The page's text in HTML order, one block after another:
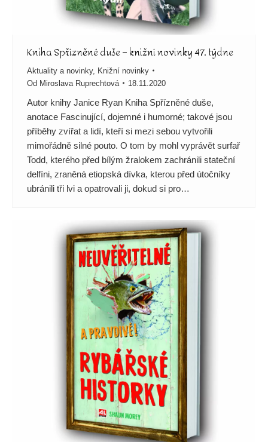
Kniha Spřízněné duše – knižní novinky 47. týdne
Aktuality a novinky, Knižní novinky
Od Miroslava Ruprechtová 18.11.2020
Autor knihy Janice Ryan Kniha Spřízněné duše,
anotace Fascinující, dojemné i humorné; takové jsou
příběhy zvířat a lidí, kteří si mezi sebou vytvořili
mimořádně silné pouto. O tom by mohl vyprávět surfař
Todd, kterého před bílým žralokem zachránili stateční
delfíni, zraněná etiopská dívka, kterou před útočníky
ubránili tři lvi a opatrovali ji, dokud si pro…